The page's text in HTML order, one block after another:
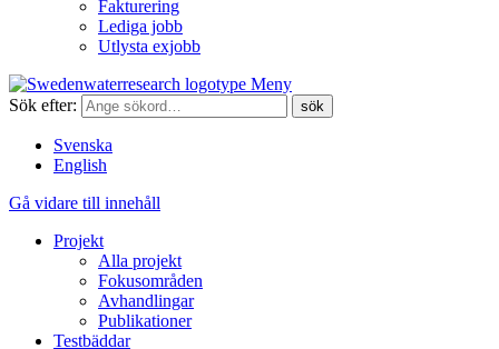
Fakturering
Lediga jobb
Utlysta exjobb
Meny
Sök efter:
Svenska
English
Gå vidare till innehåll
Projekt
Alla projekt
Fokusområden
Avhandlingar
Publikationer
Testbäddar